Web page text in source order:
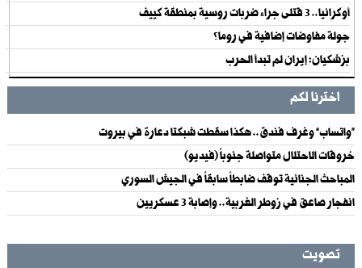
أوكرانيا.. 3 قتلى جراء ضربات روسية بمنطقة كييف
جولة مفاوضات إضافية في روما؟
بزشكيان: إيران لم تبدأ الحرب
اخترنا لكم
“واتساب” وغرف فندق.. هكذا سقطت شبكتا دعارة في بيروت
خروقات الاحتلال متواصلة جنوباً (فيديو)
المباحث الجنائية توقف ضابطاً سابقاً في الجيش السوري
انفجار صاعق في زوطر الغربية.. وإصابة 3 عسكريين
تصويت